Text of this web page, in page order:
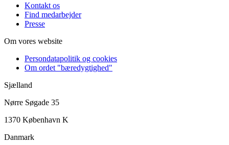
Kontakt os
Find medarbejder
Presse
Om vores website
Persondatapolitik og cookies
Om ordet "bæredygtighed"
Sjælland
Nørre Søgade 35
1370 København K
Danmark